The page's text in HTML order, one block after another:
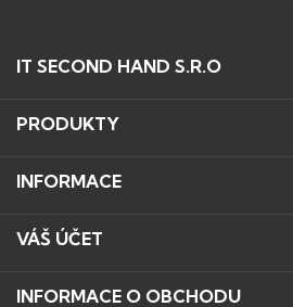
IT SECOND HAND S.R.O
PRODUKTY
INFORMACE
VÁŠ ÚČET
INFORMACE O OBCHODU